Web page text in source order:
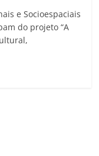
e Socioespaciais
do projeto “A